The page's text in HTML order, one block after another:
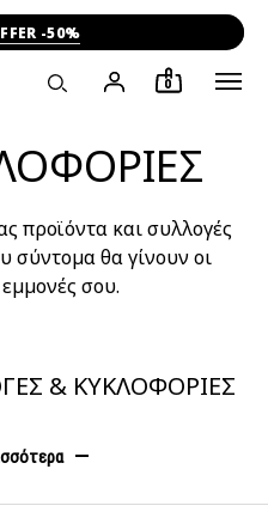
-50%
0
προϊόντα και συλλογές
σύντομα θα γίνουν οι
σου.
& ΚΥΚΛΟΦΟΡΙΕΣ